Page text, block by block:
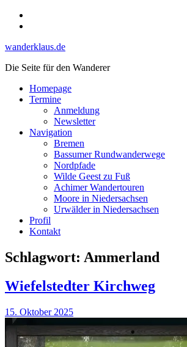
Skip
wanderklaus.de
Die Seite für den Wanderer
Homepage
Termine
Anmeldung
Newsletter
Navigation
Bremen
Bassumer Rundwanderwege
Nordpfade
Wilde Geest zu Fuß
Achimer Wandertouren
Moore in Niedersachsen
Urwälder in Niedersachsen
Profil
Kontakt
Schlagwort: Ammerland
Wiefelstedter Kirchweg
15. Oktober 2025